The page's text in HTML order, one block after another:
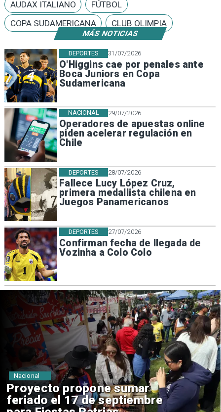
MÁS NOTICIAS
31/07/2026
O'Higgins cae por penales ante
Boca Juniors en Copa
Sudamericana
DEPORTES
29/07/2026
Operadores de apuestas online
piden acelerar regulación en
Chile
NACIONAL
28/07/2026
Fallece Lucy López Cruz,
primera medallista chilena en
Juegos Panamericanos
DEPORTES
27/07/2026
Confirman fecha de llegada de
Vozinha a Colo Colo
DEPORTES
AUDAX ITALIANO
FÚTBOL
COPA SUDAMERICANA
CLUB OLIMPIA
IPC de julio aumenta 0,1% por
alimentos y vivienda
Nacional